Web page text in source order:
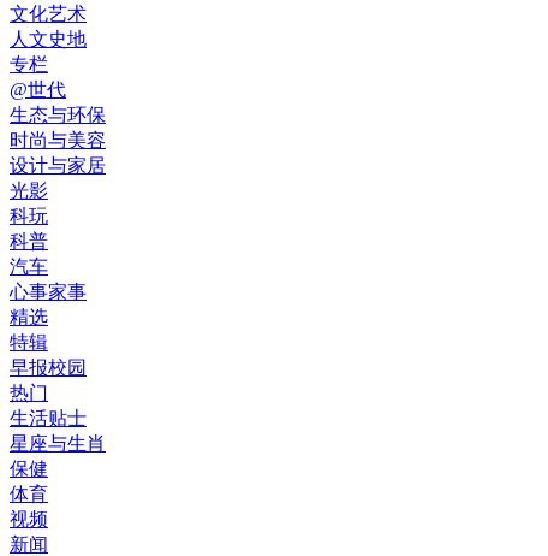
文化艺术
人文史地
专栏
@世代
生态与环保
时尚与美容
设计与家居
光影
科玩
科普
汽车
心事家事
精选
特辑
早报校园
热门
生活贴士
星座与生肖
保健
体育
视频
新闻